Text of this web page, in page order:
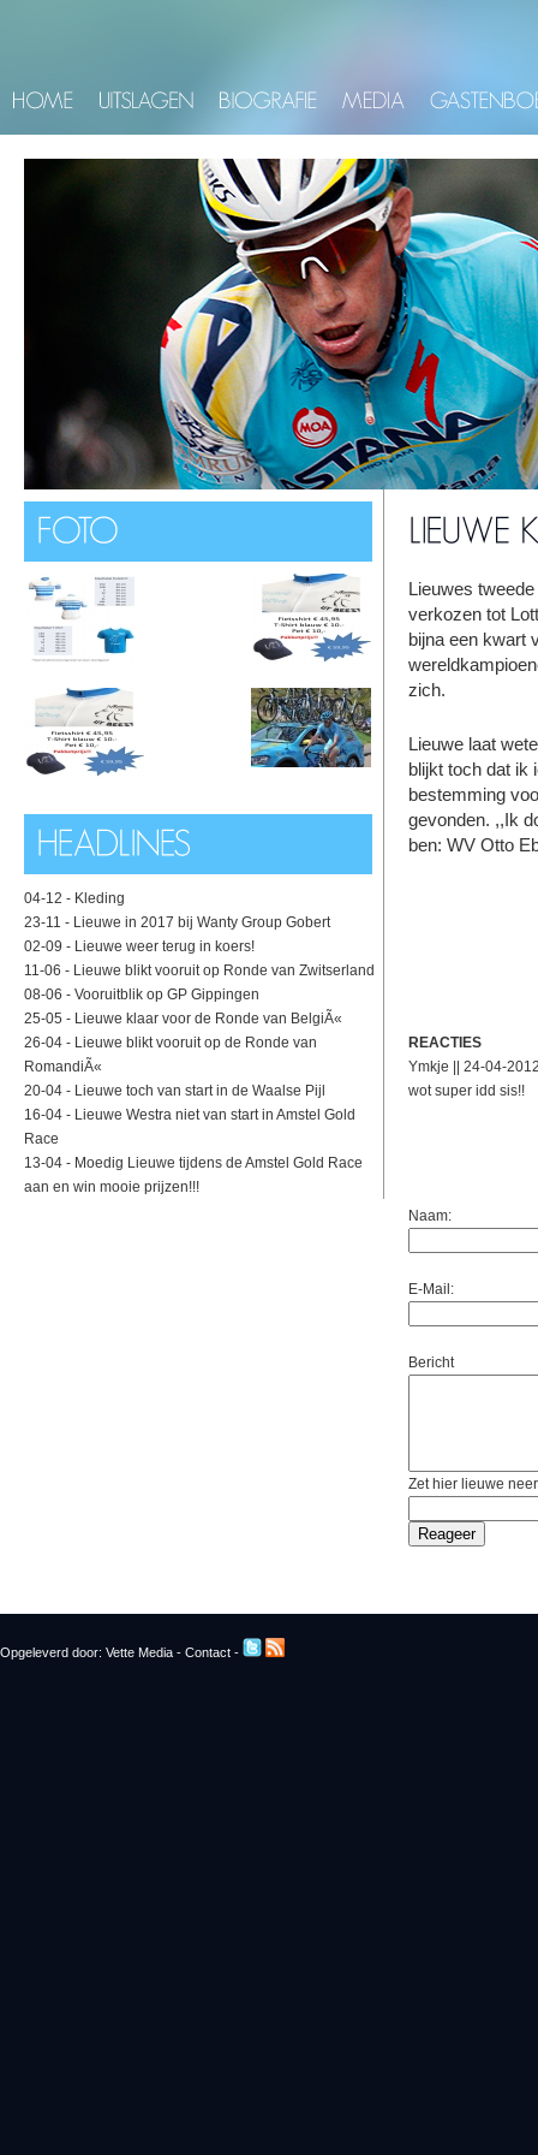
04-12 - Kleding
23-11 - Lieuwe in 2017 bij Wanty Group Gobert
02-09 - Lieuwe weer terug in koers!
11-06 - Lieuwe blikt vooruit op Ronde van Zwitserland
08-06 - Vooruitblik op GP Gippingen
25-05 - Lieuwe klaar voor de Ronde van BelgiÃ«
26-04 - Lieuwe blikt vooruit op de Ronde van
RomandiÃ«
20-04 - Lieuwe toch van start in de Waalse Pijl
16-04 - Lieuwe Westra niet van start in Amstel Gold
Race
13-04 - Moedig Lieuwe tijdens de Amstel Gold Race
aan en win mooie prijzen!!!
Lieuwes
verkozen tot
bijna een kwart
zich.
Lieuwe laat
blijkt toch dat ik
bestemming
gevonden. ,,Ik
ben: WV Otto
REACTIES
Ymkje || 24-04-
wot super idd sis!!
Naam:
E-Mail:
Bericht
Zet hier lieuwe
Opgeleverd door: Vette Media - Contact -